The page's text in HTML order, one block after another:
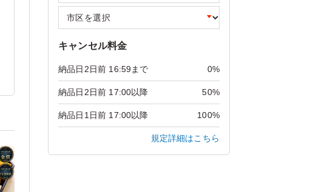
キャンセル料金
納品日2日前 16:59まで 0%
納品日2日前 17:00以降 50%
納品日1日前 17:00以降 100%
規定詳細はこちら